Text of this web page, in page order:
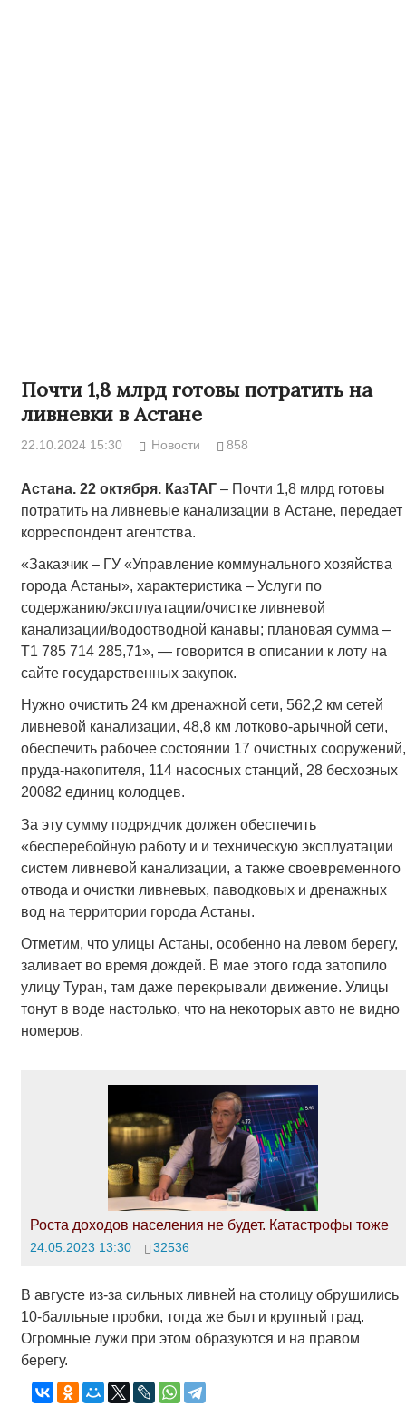
Почти 1,8 млрд готовы потратить на
ливневки в Астане
22.10.2024 15:30 Новости 858
Астана. 22 октября. КазТАГ­– Почти 1,8 млрд готовы
потратить на ливневые канализации в Астане, передает
корреспондент агентства.
«Заказчик – ГУ «Управление коммунального хозяйства
города Астаны», характеристика – Услуги по
содержанию/эксплуатации/очистке ливневой
канализации/водоотводной канавы; плановая сумма –
Т1 785 714 285,71», — говорится в описании к лоту на
сайте государственных закупок.
Нужно очистить 24 км дренажной сети, 562,2 км сетей
ливневой канализации, 48,8 км лотково-арычной сети,
обеспечить рабочее состоянии 17 очистных сооружений,
пруда-накопителя, 114 насосных станций, 28 бесхозных
20082 единиц колодцев.
За эту сумму подрядчик должен обеспечить
«бесперебойную работу и и техническую эксплуатации
систем ливневой канализации, а также своевременного
отвода и очистки ливневых, паводковых и дренажных
вод на территории города Астаны.
Отметим, что улицы Астаны, особенно на левом берегу,
заливает во время дождей. В мае этого года затопило
улицу Туран, там даже перекрывали движение. Улицы
тонут в воде настолько, что на некоторых авто не видно
номеров.
Роста доходов населения не будет. Катастрофы тоже
24.05.2023 13:30 32536
В августе из-за сильных ливней на столицу обрушились
10-балльные пробки, тогда же был и крупный град.
Огромные лужи при этом образуются и на правом
берегу.